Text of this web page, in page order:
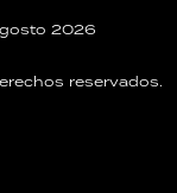
2026
reservados.